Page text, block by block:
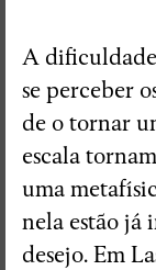
A dificuldade
se perceber
de o tornar
escala
uma
nela estão já
desejo. Em